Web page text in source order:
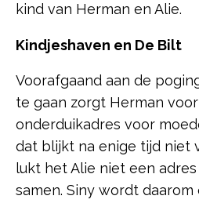
kind van Herman en Alie.
Kindjeshaven en De Bilt
Voorafgaand aan de
te gaan zorgt Herman
onderduikadres voor
dat blijkt na enige tijd niet
lukt het Alie niet een
samen. Siny wordt daarom